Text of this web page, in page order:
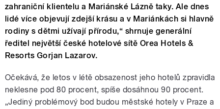
zahraniční klientelu a Mariánské Lázně taky. Ale dnes
lidé více objevují zdejší krásu a v Mariánkách si hlavně
rodiny s dětmi užívají přírodu,“ shrnuje generální
ředitel největší české hotelové sítě Orea Hotels &
Resorts Gorjan Lazarov.
Očekává, že letos v létě obsazenost jeho hotelů zpravidla
neklesne pod 80 procent, spíše dosáhnou 90 procent.
„Jediný problémový bod budou městské hotely v Praze a